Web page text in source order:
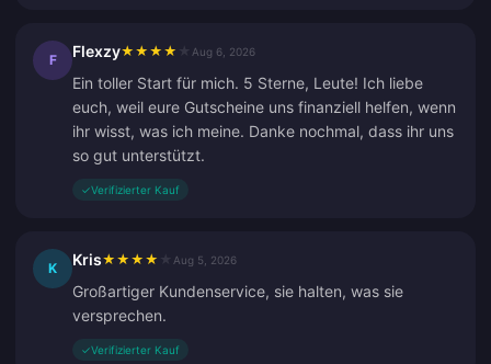
F Flexzy★ ★ ★ ★ Aug 6, 2026
Ein toller Start für mich. 5 Sterne, Leute! Ich liebe
euch, weil eure Gutscheine uns finanziell helfen, wenn
ihr wisst, was ich meine. Danke nochmal, dass ihr uns
so gut unterstützt.
✓Verifizierter Kauf
K Kris★ ★ ★ ★ Aug 5, 2026
Großartiger Kundenservice, sie halten, was sie
versprechen.
✓Verifizierter Kauf